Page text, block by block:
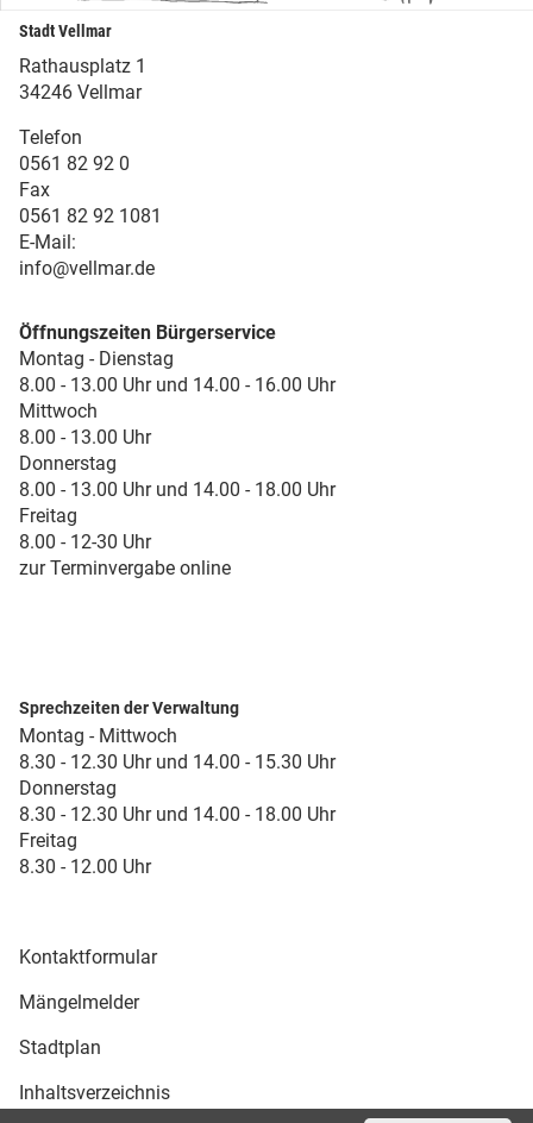
Stadt Vellmar
Rathausplatz 1
34246 Vellmar
Telefon
0561 82 92 0
Fax
0561 82 92 1081
E-Mail:
info@vellmar.de
Öffnungszeiten Bürgerservice
Montag - Dienstag
8.00 - 13.00 Uhr und 14.00 - 16.00 Uhr
Mittwoch
8.00 - 13.00 Uhr
Donnerstag
8.00 - 13.00 Uhr und 14.00 - 18.00 Uhr
Freitag
8.00 - 12-30 Uhr
zur Terminvergabe online
Sprechzeiten der Verwaltung
Montag - Mittwoch
8.30 - 12.30 Uhr und 14.00 - 15.30 Uhr
Donnerstag
8.30 - 12.30 Uhr und 14.00 - 18.00 Uhr
Freitag
8.30 - 12.00 Uhr
Kontaktformular
Mängelmelder
Stadtplan
Inhaltsverzeichnis